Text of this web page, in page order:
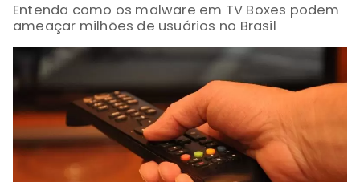
Entenda como os malware em TV Boxes podem
ameaçar milhões de usuários no Brasil